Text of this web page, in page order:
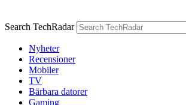
Search TechRadar
Nyheter
Recensioner
Mobiler
TV
Bärbara datorer
Gaming